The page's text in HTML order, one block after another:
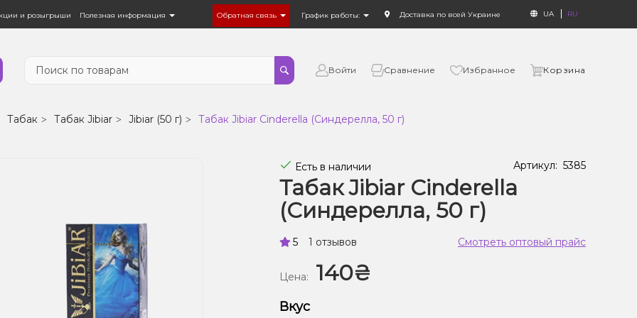
и розыгрыши Полезная информация Обратная связь График работы: Доставка по всей Украине UA RU
Войти Сравнение Избранное Корзина
Табак Табак Jibiar Jibiar (50 г) Табак Jibiar Cinderella (Синдерелла, 50 г)
Есть в наличии Артикул: 5385
Табак Jibiar Cinderella
(Синдерелла, 50 г)
5 1 отзывов Смотреть оптовый прайс
Цена: 140₴
Вкус